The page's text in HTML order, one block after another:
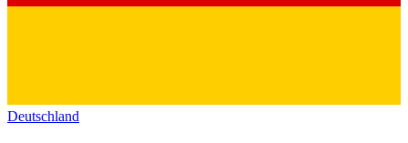
Deutschland